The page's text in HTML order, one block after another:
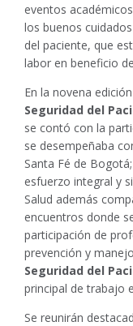
eventos
los buenos
del paciente, que
labor en beneficio
En la novena
Seguridad del
se contó con la
se desempeñaba
Santa Fé de
esfuerzo integral y
Salud además
encuentros donde
participación de
prevención y
Seguridad del
principal de trabajo
Se reunirán